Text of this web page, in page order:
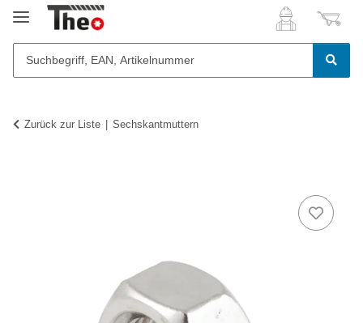
Zurück zur Liste Sechskantmuttern